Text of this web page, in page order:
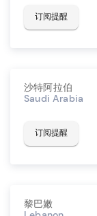
订阅提醒
沙特阿拉伯
Saudi Arabia
订阅提醒
黎巴嫩